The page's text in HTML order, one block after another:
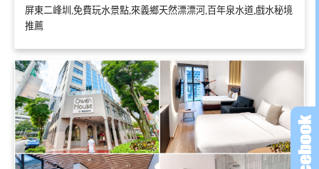
屏東二峰圳,免費玩水景點,來義鄉天然漂漂河,百年泉水道,戲水秘境
推薦